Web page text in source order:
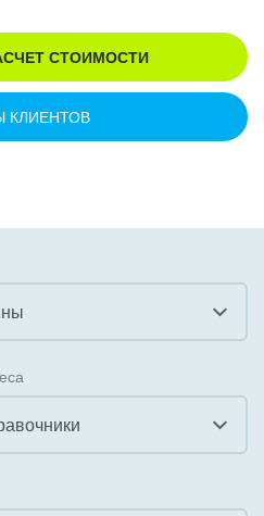
СТОИМОСТИ
КЛИЕНТОВ